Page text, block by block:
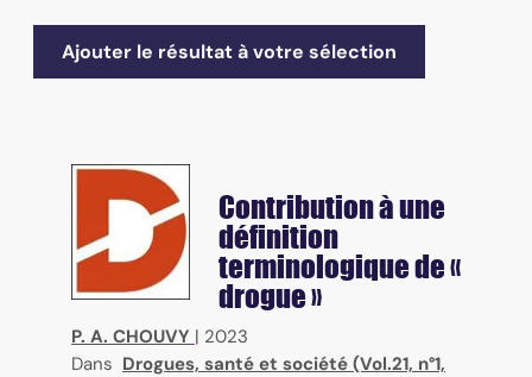
Ajouter le résultat à votre sélection
Contribution à une
définition
terminologique de «
drogue »
P. A. CHOUVY | 2023
Dans Drogues, santé et société (Vol.21, n°1,